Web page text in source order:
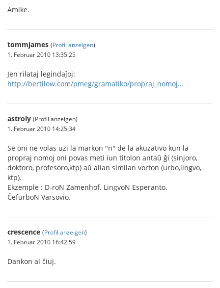
Amike.
tommjames (Profil anzeigen)
1. Februar 2010 13:35:25
Jen rilataj legindaĵoj:
http://bertilow.com/pmeg/gramatiko/propraj_nomoj...
astroly (Profil anzeigen)
1. Februar 2010 14:25:34
Se oni ne volas uzi la markon "n" de la akuzativo kun la
propraj nomoj oni povas meti iun titolon antaŭ ĝi (sinjoro,
doktoro, profesoro,ktp) aŭ alian similan vorton (urbo,lingvo,
ktp).
Ekzemple : D-roN Zamenhof. LingvoN Esperanto.
ĈefurboN Varsovio.
crescence (Profil anzeigen)
1. Februar 2010 16:42:59
Dankon al ĉiuj.